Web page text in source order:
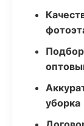
уборка